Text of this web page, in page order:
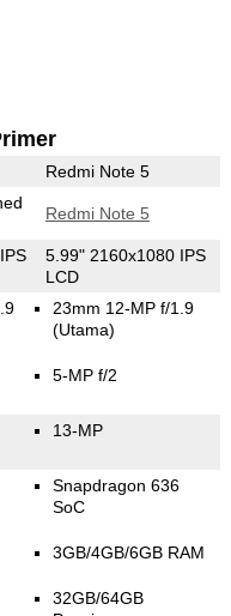
Redmi Note 5
Redmi Note 5
5.99" 2160x1080 IPS
LCD
23mm 12-MP f/1.9
(Utama)
5-MP f/2
13-MP
Snapdragon 636
SoC
3GB/4GB/6GB RAM
32GB/64GB